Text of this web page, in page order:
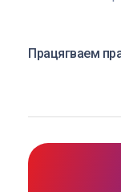
Працягваем